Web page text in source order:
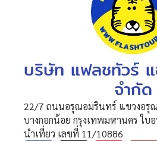
บริษัท แฟลชทัวร์
จำกัด
22/7 ถนนอรุณอมรินทร์ แขวงอรุ
บางกอกน้อย กรุงเทพมหานคร ใบ
นำเที่ยว เลขที่ 11/10886